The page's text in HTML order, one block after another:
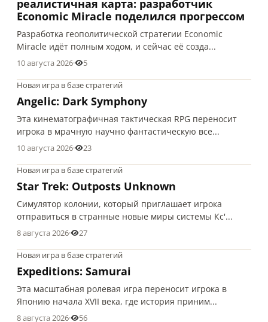
реалистичная карта: разработчик
Economic Miracle поделился прогрессом
Разработка геополитической стратегии Economic
Miracle идёт полным ходом, и сейчас её созда...
10 августа 2026· 5
Новая игра в базе стратегий
Angelic: Dark Symphony
Эта кинематографичная тактическая RPG переносит
игрока в мрачную научно фантастическую все...
10 августа 2026· 23
Новая игра в базе стратегий
Star Trek: Outposts Unknown
Симулятор колонии, который приглашает игрока
отправиться в странные новые миры системы Кс'...
8 августа 2026· 27
Новая игра в базе стратегий
Expeditions: Samurai
Эта масштабная ролевая игра переносит игрока в
Японию начала XVII века, где история приним...
8 августа 2026· 56